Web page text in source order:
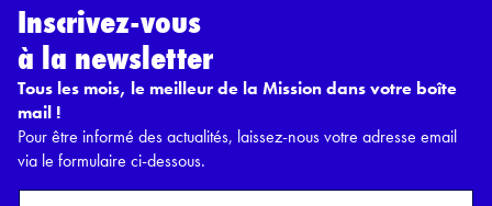
Inscrivez-vous
à la newsletter
Tous les mois, le meilleur de la Mission dans votre boîte
mail !
Pour être informé des actualités, laissez-nous votre adresse email
via le formulaire ci-dessous.